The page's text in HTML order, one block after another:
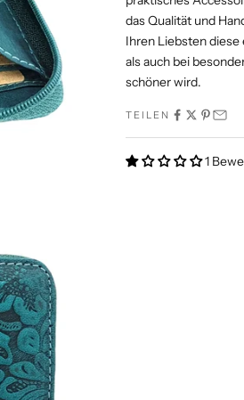
das Qualität und
Ihren Liebsten
als auch bei
schöner wird.
TEILEN
1